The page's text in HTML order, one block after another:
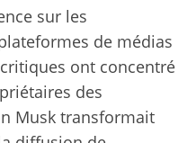
sur les
de médias
ont concentré
des
Musk transformait